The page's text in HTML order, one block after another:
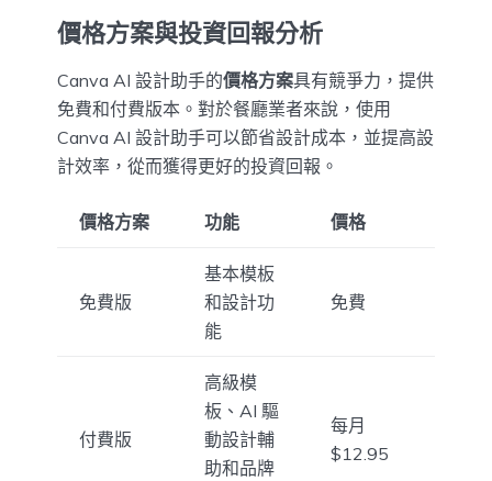
價格方案與投資回報分析
Canva AI 設計助手的價格方案具有競爭力，提供
免費和付費版本。對於餐廳業者來說，使用
Canva AI 設計助手可以節省設計成本，並提高設
計效率，從而獲得更好的投資回報。
價格方案 功能 價格
免費版
基本模板
和設計功
能
免費
付費版
高級模
板、AI 驅
動設計輔
助和品牌
每月
$12.95